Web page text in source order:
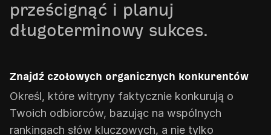
prześcignąć i planuj
długoterminowy sukces.
Znajdź czołowych organicznych konkurentów
Określ, które witryny faktycznie konkurują o
Twoich odbiorców, bazując na wspólnych
rankingach słów kluczowych, a nie tylko